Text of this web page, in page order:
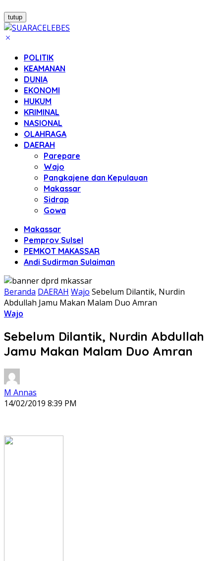
tutup
POLITIK
KEAMANAN
DUNIA
EKONOMI
HUKUM
KRIMINAL
NASIONAL
OLAHRAGA
DAERAH
Parepare
Wajo
Pangkajene dan Kepulauan
Makassar
Sidrap
Gowa
Makassar
Pemprov Sulsel
PEMKOT MAKASSAR
Andi Sudirman Sulaiman
Beranda DAERAH Wajo Sebelum Dilantik, Nurdin
Abdullah Jamu Makan Malam Duo Amran
Wajo
Sebelum Dilantik, Nurdin Abdullah
Jamu Makan Malam Duo Amran
M Annas
14/02/2019 8:39 PM